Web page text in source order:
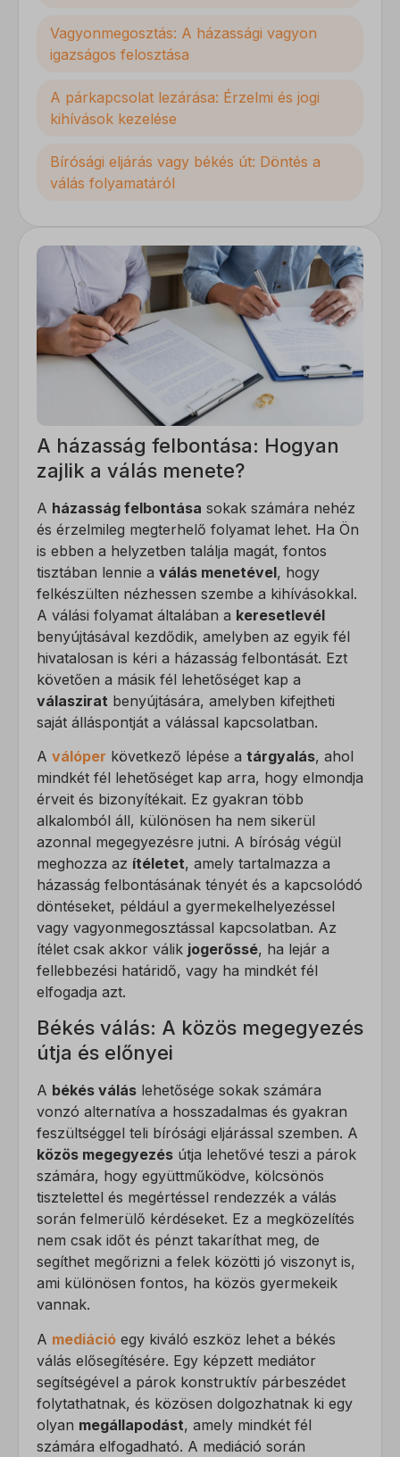
Vagyonmegosztás: A házassági vagyon
igazságos felosztása
A párkapcsolat lezárása: Érzelmi és jogi
kihívások kezelése
Bírósági eljárás vagy békés út: Döntés a
válás folyamatáról
A házasság felbontása: Hogyan
zajlik a válás menete?
A házasság felbontása sokak számára nehéz
és érzelmileg megterhelő folyamat lehet. Ha Ön
is ebben a helyzetben találja magát, fontos
tisztában lennie a válás menetével, hogy
felkészülten nézhessen szembe a kihívásokkal.
A válási folyamat általában a keresetlevél
benyújtásával kezdődik, amelyben az egyik fél
hivatalosan is kéri a házasság felbontását. Ezt
követően a másik fél lehetőséget kap a
válaszirat benyújtására, amelyben kifejtheti
saját álláspontját a válással kapcsolatban.
A válóper következő lépése a tárgyalás, ahol
mindkét fél lehetőséget kap arra, hogy elmondja
érveit és bizonyítékait. Ez gyakran több
alkalomból áll, különösen ha nem sikerül
azonnal megegyezésre jutni. A bíróság végül
meghozza az ítéletet, amely tartalmazza a
házasság felbontásának tényét és a kapcsolódó
döntéseket, például a gyermekelhelyezéssel
vagy vagyonmegosztással kapcsolatban. Az
ítélet csak akkor válik jogerőssé, ha lejár a
fellebbezési határidő, vagy ha mindkét fél
elfogadja azt.
Békés válás: A közös megegyezés
útja és előnyei
A békés válás lehetősége sokak számára
vonzó alternatíva a hosszadalmas és gyakran
feszültséggel teli bírósági eljárással szemben. A
közös megegyezés útja lehetővé teszi a párok
számára, hogy együttműködve, kölcsönös
tisztelettel és megértéssel rendezzék a válás
során felmerülő kérdéseket. Ez a megközelítés
nem csak időt és pénzt takaríthat meg, de
segíthet megőrizni a felek közötti jó viszonyt is,
ami különösen fontos, ha közös gyermekeik
vannak.
A mediáció egy kiváló eszköz lehet a békés
válás elősegítésére. Egy képzett mediátor
segítségével a párok konstruktív párbeszédet
folytathatnak, és közösen dolgozhatnak ki egy
olyan megállapodást, amely mindkét fél
számára elfogadható. A mediáció során